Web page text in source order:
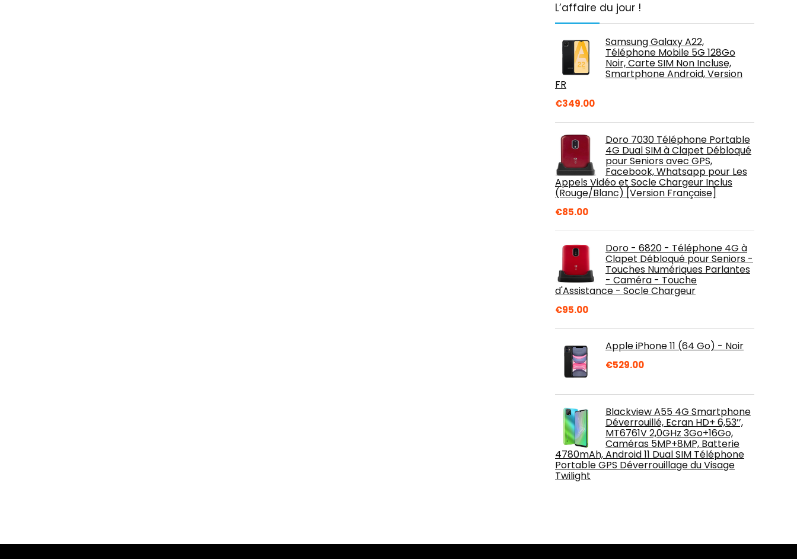
L’affaire du jour !
Samsung Galaxy A22,
Téléphone Mobile 5G 128Go
Noir, Carte SIM Non Incluse,
Smartphone Android, Version
FR
€349.00
Doro 7030 Téléphone Portable
4G Dual SIM à Clapet Débloqué
pour Seniors avec GPS,
Facebook, Whatsapp pour Les
Appels Vidéo et Socle Chargeur Inclus
(Rouge/Blanc) [Version Française]
€85.00
Doro - 6820 - Téléphone 4G à
Clapet Débloqué pour Seniors -
Touches Numériques Parlantes
- Caméra - Touche
d'Assistance - Socle Chargeur
€95.00
Apple iPhone 11 (64 Go) - Noir
€529.00
Blackview A55 4G Smartphone
Déverrouillé, Ecran HD+ 6,53’’,
MT6761V 2,0GHz 3Go+16Go,
Caméras 5MP+8MP, Batterie
4780mAh, Android 11 Dual SIM Téléphone
Portable GPS Déverrouillage du Visage
Twilight